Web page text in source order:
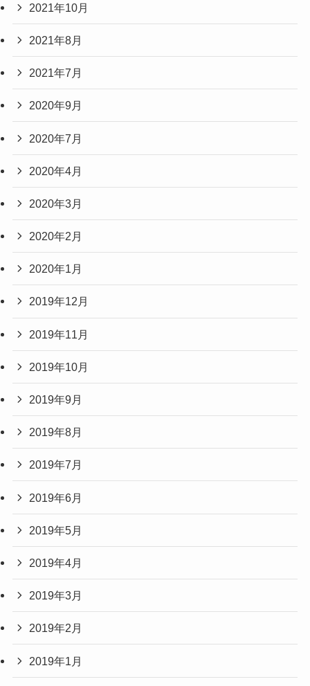
2021年10月
2021年8月
2021年7月
2020年9月
2020年7月
2020年4月
2020年3月
2020年2月
2020年1月
2019年12月
2019年11月
2019年10月
2019年9月
2019年8月
2019年7月
2019年6月
2019年5月
2019年4月
2019年3月
2019年2月
2019年1月